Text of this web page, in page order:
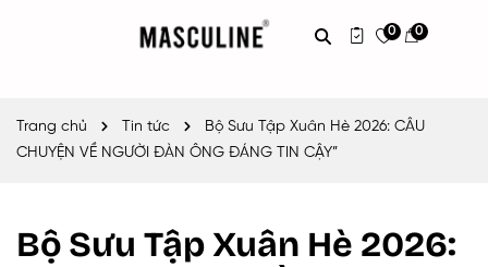
0 0
Trang chủ Tin tức
Bộ Sưu Tập Xuân Hè 2026: CÂU
CHUYỆN VỀ NGƯỜI ĐÀN ÔNG ĐÁNG TIN CẬY”
Bộ Sưu Tập Xuân Hè 2026: